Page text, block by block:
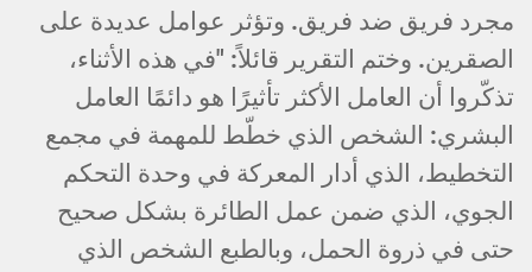
مجرد فريق ضد فريق. وتؤثر عوامل عديدة على
الصقرين. وختم التقرير قائلاً: "في هذه الأثناء،
تذكّروا أن العامل الأكثر تأثيرًا هو دائمًا العامل
البشري: الشخص الذي خطّط للمهمة في مجمع
التخطيط، الذي أدار المعركة في وحدة التحكم
الجوي، الذي ضمن عمل الطائرة بشكل صحيح
حتى في ذروة الحمل، وبالطبع الشخص الذي